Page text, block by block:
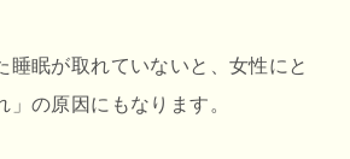
睡眠が取れていないと、女性にと
」の原因にもなります。